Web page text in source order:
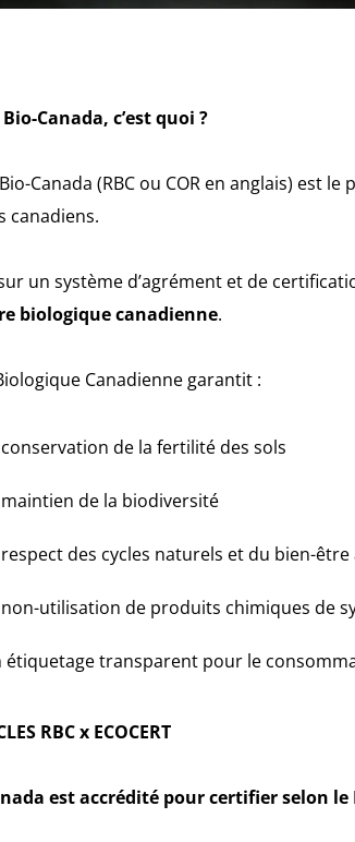
Canada, c’est quoi ?
Canada (RBC ou COR en anglais)
canadiens.
un système d’agrément et de
biologique canadienne.
Canadienne garantit :
conservation de la fertilité des sols
maintien de la biodiversité
respect des cycles naturels et du bien-être
non-utilisation de produits chimiques de
étiquetage transparent pour le
RBC x ECOCERT
est accrédité pour certifier selon le